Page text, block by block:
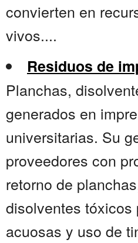
convierten en
vivos....
Residuos de
Planchas,
generados en
universitarias. Su
proveedores con
retorno de
disolventes tóxicos
acuosas y uso de